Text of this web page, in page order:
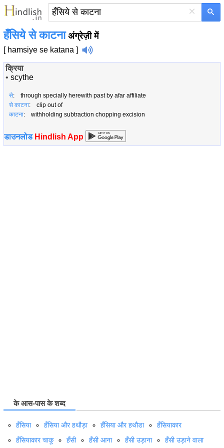
×
हँसिये से काटनाअंग्रेज़ी में
[ hamsiye se katana ]
क्रिया
• scythe
से: through specially herewith past by afar affiliate
से काटना: clip out of
काटना: withholding subtraction chopping excision
डाउनलोड Hindlish App
के आस-पास के शब्द
हँसिया हँसिया और हथौड़ा हँसिया और हथौडा
हँसियाकार
हँसियाकार चाकू
हँसी हँसी आना हँसी उड़ाना हँसी उड़ाने वाला